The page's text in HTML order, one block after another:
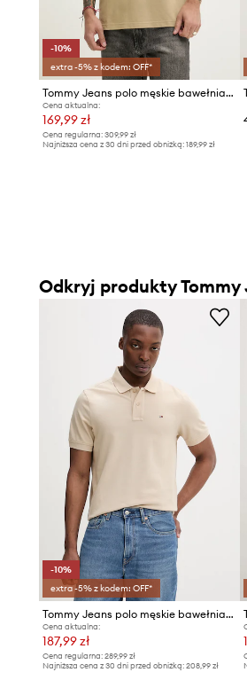
-10%
extra -5% z kodem: OFF*
Tommy Jeans polo męskie bawełniane
Cena aktualna:
169,99 zł
Cena regularna: 309,99 zł
Najniższa cena z 30 dni przed obniżką: 189,99 zł
Odkryj produkty Tommy
-10%
extra -5% z kodem: OFF*
Tommy Jeans polo męskie bawełniane
Cena aktualna:
187,99 zł
Cena regularna: 289,99 zł
Najniższa cena z 30 dni przed obniżką: 208,99 zł